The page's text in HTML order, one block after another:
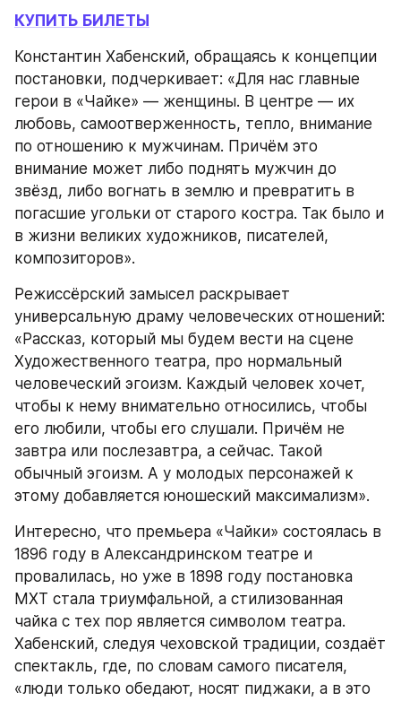
КУПИТЬ БИЛЕТЫ
Константин Хабенский, обращаясь к концепции
постановки, подчеркивает: «Для нас главные
герои в «Чайке» — женщины. В центре — их
любовь, самоотверженность, тепло, внимание
по отношению к мужчинам. Причём это
внимание может либо поднять мужчин до
звёзд, либо вогнать в землю и превратить в
погасшие угольки от старого костра. Так было и
в жизни великих художников, писателей,
композиторов».
Режиссёрский замысел раскрывает
универсальную драму человеческих отношений:
«Рассказ, который мы будем вести на сцене
Художественного театра, про нормальный
человеческий эгоизм. Каждый человек хочет,
чтобы к нему внимательно относились, чтобы
его любили, чтобы его слушали. Причём не
завтра или послезавтра, а сейчас. Такой
обычный эгоизм. А у молодых персонажей к
этому добавляется юношеский максимализм».
Интересно, что премьера «Чайки» состоялась в
1896 году в Александринском театре и
провалилась, но уже в 1898 году постановка
МХТ стала триумфальной, а стилизованная
чайка с тех пор является символом театра.
Хабенский, следуя чеховской традиции, создаёт
спектакль, где, по словам самого писателя,
«люди только обедают, носят пиджаки, а в это